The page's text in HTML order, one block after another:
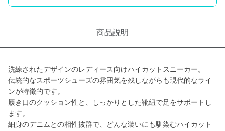
商品説明
洗練されたデザインのレディース向けハイカットスニーカー。
伝統的なスポーツシューズの雰囲気を残しながらも現代的なライ
ンが特徴的です。
履き口のクッション性と、しっかりとした靴紐で足をサポートし
ます。
細身のデニムとの相性抜群で、どんな装いにも馴染むハイカット